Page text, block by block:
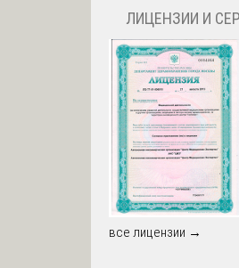
ЛИЦЕНЗИИ И
все лицензии →